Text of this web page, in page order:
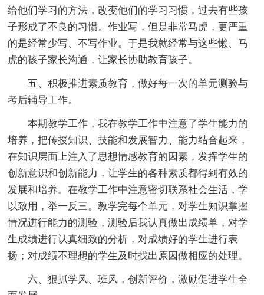
给他们学习的方法，改变他们的学习习惯，过去有些孩
子形成了不良的习惯。作业写，但是非常马虎，更严重
的是经常少写、不写作业。于是我就经常与这些懒、马
虎的孩子家长沟通，让家长协助教育孩子。
五、积极推进素质教育，做好每一次的单元测验与
考后辅导工作。
本期教学工作，我在教学工作中注意了学生能力的
培养，把传授知识、技能和发展智力、能力结合起来，
在知识层面上注入了思想情感教育的因素，发挥学生的
创新意识和创新能力，让学生的各种素质都得到有效的
发展和培养。在教学工作中注意密切联系社会生活，学
以致用，举一反三。教学完每个单元，对学生知识掌握
情况进行能力的测验，测验后我认真做出成绩单，对学
生成绩进行认真细致的分析，对成绩好的学生进行表
扬；对成绩不理想的学生及时找出原因做相应的处理。
六、狠抓学风、班风，创新评价，激励促进学生全